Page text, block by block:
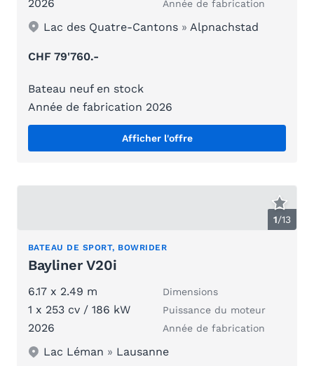
2026 Année de fabrication
Lac des Quatre-Cantons »Alpnachstad
CHF 79'760.-
Bateau neuf en stock
Année de fabrication 2026
Afficher l'offre
1/13
BATEAU DE SPORT, BOWRIDER
Bayliner V20i
6.17 x 2.49 m Dimensions
1 x 253 cv / 186 kW Puissance du moteur
2026 Année de fabrication
Lac Léman » Lausanne